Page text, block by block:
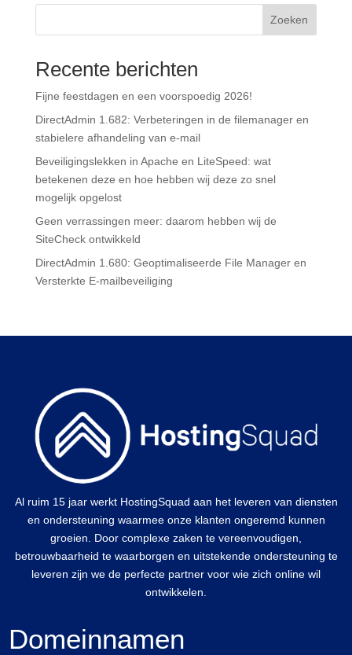
Zoeken
Recente berichten
Fijne feestdagen en een voorspoedig 2026!
DirectAdmin 1.682: Verbeteringen in de filemanager en
stabielere afhandeling van e-mail
Beveiligingslekken in Apache en LiteSpeed: wat
betekenen deze en hoe hebben wij deze zo snel
mogelijk opgelost
Geen verrassingen meer: daarom hebben wij de
SiteCheck ontwikkeld
DirectAdmin 1.680: Geoptimaliseerde File Manager en
Versterkte E-mailbeveiliging
Al ruim 15 jaar werkt HostingSquad aan het leveren van diensten
en ondersteuning waarmee onze klanten ongeremd kunnen
groeien. Door complexe zaken te vereenvoudigen,
betrouwbaarheid te waarborgen en uitstekende ondersteuning te
leveren zijn we de perfecte partner voor wie zich online wil
ontwikkelen.
Domeinnamen